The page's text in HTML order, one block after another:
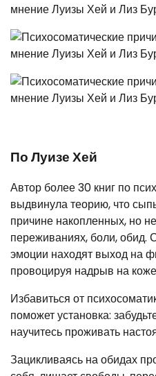
По Луизе Хей
Автор более 30 книг по
выдвинула теорию, что
причине накопленных, но
переживаниях, боли, обид.
эмоции находят выход на
провоцируя надрыв на
Избавиться от
поможет установка:
научитесь проживать
Зацикливаясь на обидах